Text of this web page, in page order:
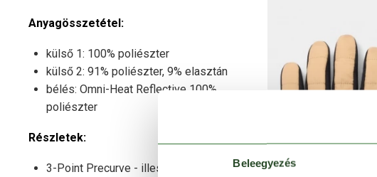
Beleegyezés
Anyagösszetétel:
külső 1: 100% poliészter
külső 2: 91% poliészter, 9% elasztán
bélés: Omni-Heat Reflective 100%
poliészter
Részletek:
3-Point Precurve - illeszkedik a kéz